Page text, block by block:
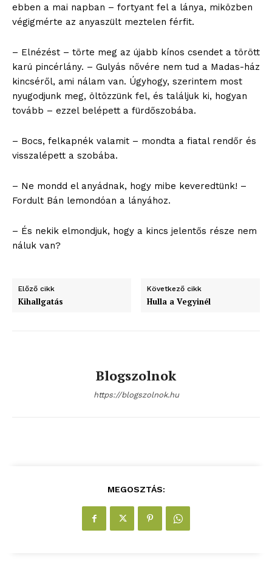
blogSZOLNOK
ebben a mai napban – fortyant fel a lánya, miközben
végigmérte az anyaszült meztelen férfit.
– Elnézést – törte meg az újabb kínos csendet a törött
karú pincérlány. – Gulyás nővére nem tud a Madas-ház
kincséről, ami nálam van. Úgyhogy, szerintem most
nyugodjunk meg, öltözzünk fel, és találjuk ki, hogyan
tovább – ezzel belépett a fürdőszobába.
– Bocs, felkapnék valamit – mondta a fiatal rendőr és
visszalépett a szobába.
– Ne mondd el anyádnak, hogy mibe keveredtünk! –
Fordult Bán lemondóan a lányához.
– És nekik elmondjuk, hogy a kincs jelentős része nem
náluk van?
Előző cikk
Kihallgatás
Következő cikk
Hulla a Vegyinél
Blogszolnok
https://blogszolnok.hu
MEGOSZTÁS: